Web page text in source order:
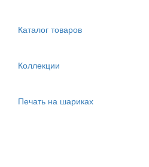
Каталог товаров
Коллекции
Печать на шариках